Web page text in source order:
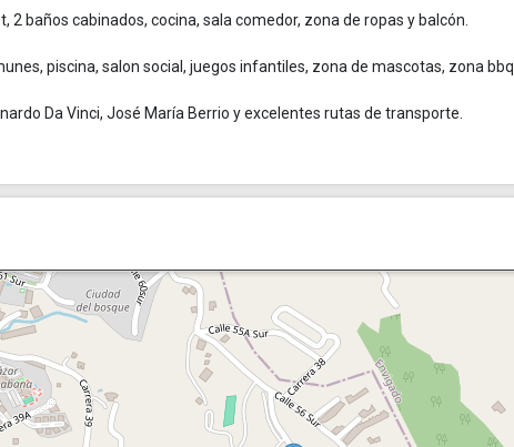
2 baños cabinados, cocina, sala comedor, zona de ropas y balcón.
piscina, salon social, juegos infantiles, zona de mascotas, zona bbq.
Da Vinci, José María Berrio y excelentes rutas de transporte.